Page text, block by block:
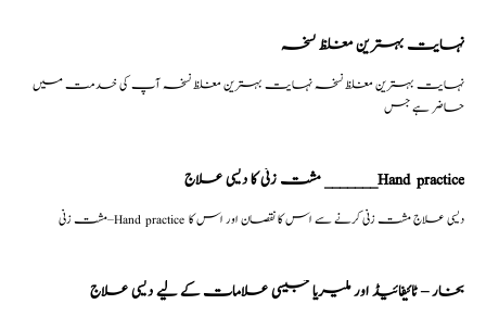
نہایت بہترین مغلظ نسخہ
نہایت بہترین مغلظ نسخہ نہایت بہترین مغلظ نسخہ آپ کی خدمت میں
حاضر ہے جس
مشت زنی کا دیسی علاج _______Hand practice
مشت زنی–Hand practice دیسی علاج مشت زنی کرنے سے اس کا نقصان اور اس کا
بخار – ٹائیفائیڈ اور ملیریا جیسی علامات کے لیے دیسی علاج